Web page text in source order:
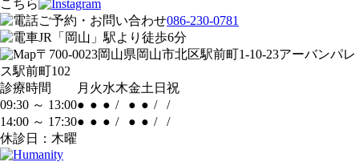
こちら
ご予約・お問い合わせ086-230-0781
JR「岡山」駅より 徒歩6分
〒700-0023岡山県岡山市北区駅前町1-10-23アーバンパレ
ス駅前町102
診療時間
月 火水木金土 日 祝
09:30 ～ 13:00● ● ● / ● ● /
/
14:00 ～ 17:30● ● ● / ● ● /
/
休診日：木曜